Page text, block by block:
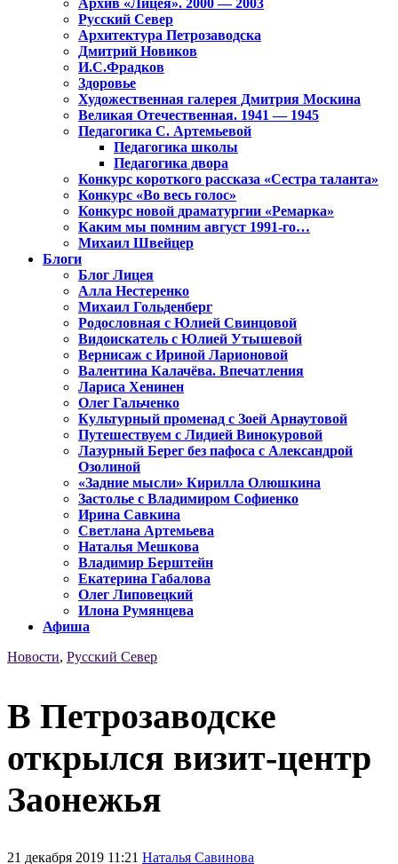
Архив «Лицея». 2000 — 2003
Русский Север
Архитектура Петрозаводска
Дмитрий Новиков
И.С.Фрадков
Здоровье
Художественная галерея Дмитрия Москина
Великая Отечественная. 1941 — 1945
Педагогика С. Артемьевой
Педагогика школы
Педагогика двора
Конкурс короткого рассказа «Сестра таланта»
Конкурс «Во весь голос»
Конкурс новой драматургии «Ремарка»
Каким мы помним август 1991-го…
Михаил Швейцер
Блоги
Блог Лицея
Алла Нестеренко
Михаил Гольденберг
Родословная с Юлией Свинцовой
Видоискатель с Юлией Утышевой
Вернисаж с Ириной Ларионовой
Валентина Калачёва. Впечатления
Лариса Хенинен
Олег Гальченко
Культурный променад с Зоей Арнаутовой
Путешествуем с Лидией Винокуровой
Лазурный Берег без пафоса с Александрой
Озолиной
«Задние мысли» Кирилла Олюшкина
Застолье с Владимиром Софиенко
Ирина Савкина
Светлана Артемьева
Наталья Мешкова
Владимир Берштейн
Екатерина Габалова
Олег Липовецкий
Илона Румянцева
Афиша
Новости, Русский Север
В Петрозаводске
открылся визит-центр
Заонежья
21 декабря 2019 11:21 Наталья Савинова